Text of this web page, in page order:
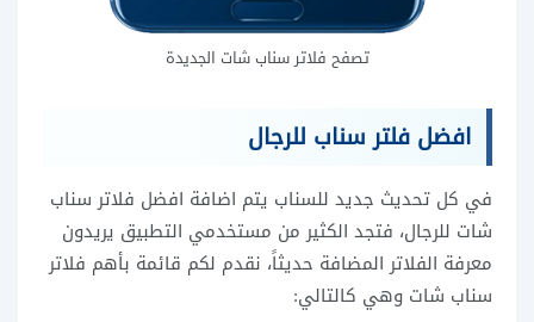
تصفح فلاتر سناب شات الجديدة
افضل فلتر سناب للرجال
في كل تحديث جديد للسناب يتم اضافة افضل فلاتر سناب
شات للرجال، فتجد الكثير من مستخدمي التطبيق يريدون
معرفة الفلاتر المضافة حديثاً، نقدم لكم قائمة بأهم فلاتر
سناب شات وهي كالتالي: